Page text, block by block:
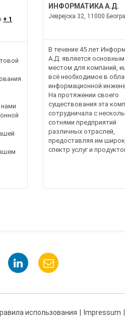
+ 1
ИНФОРМАТИКА А.Д.
Јеврејска 32, 11000
В течение 45 лет
А.Д. является основным
местом для компаний,
всё необходимое в
информационной
На протяжении своего
существования эта
сотрудничала с
сотнями предприятий
различных отраслей,
предоставляя им
спектр услуг и
использования Impressum